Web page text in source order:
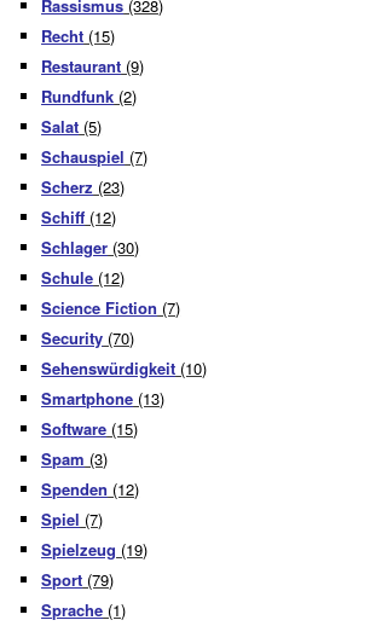
Rassismus (328)
Recht (15)
Restaurant (9)
Rundfunk (2)
Salat (5)
Schauspiel (7)
Scherz (23)
Schiff (12)
Schlager (30)
Schule (12)
Science Fiction (7)
Security (70)
Sehenswürdigkeit (10)
Smartphone (13)
Software (15)
Spam (3)
Spenden (12)
Spiel (7)
Spielzeug (19)
Sport (79)
Sprache (1)